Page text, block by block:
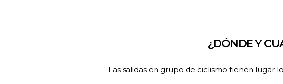
¿DÓNDE Y
Las salidas en grupo de ciclismo tienen lugar